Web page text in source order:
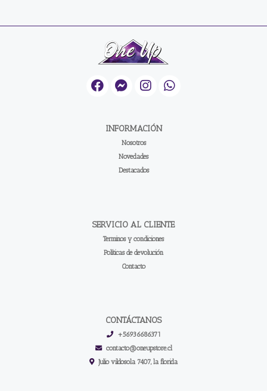
INFORMACIÓN
Nosotros
Novedades
Destacados
SERVICIO AL CLIENTE
Terminos y condiciones
Políticas de devolución
Contacto
CONTÁCTANOS
+56936686371
contacto@oneupstore.cl
Julio vildosola 7407, la florida